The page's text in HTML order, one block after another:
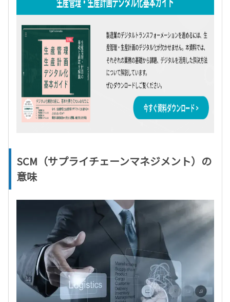
SCM（サプライチェーンマネジメント）の
意味